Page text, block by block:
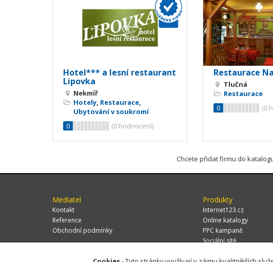
Hotel*** a lesní restaurant
Lipovka
Nekmíř
Hotely, Restaurace,
Ubytování v soukromí
0
(0 hodnocení)
Restaurace
Tlučná
Restaurace
0
(0
Chcete přidat firmu do
Mediatel
Kontakt
Reference
Obchodní podmínky
Produkty
Internet123.cz
Online katalogy
PPC kampaně
Sociální sítě